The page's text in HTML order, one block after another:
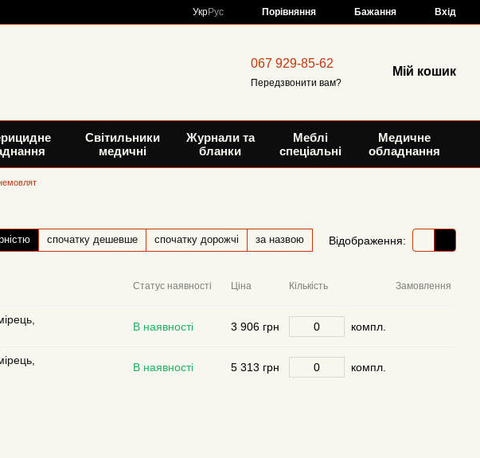
УкрРус Порівняння Бажання Вхід
067 929-85-62
Передзвонити вам?
Мій кошик
Світильники
медичні
Журнали та
бланки
Меблі
спеціальні
Медичне
обладнання
спочатку дешевше спочатку дорожчі за назвою Відображення:
Статус наявності Ціна Кількість Замовлення
В наявності 3 906 грн компл.
В наявності 5 313 грн компл.